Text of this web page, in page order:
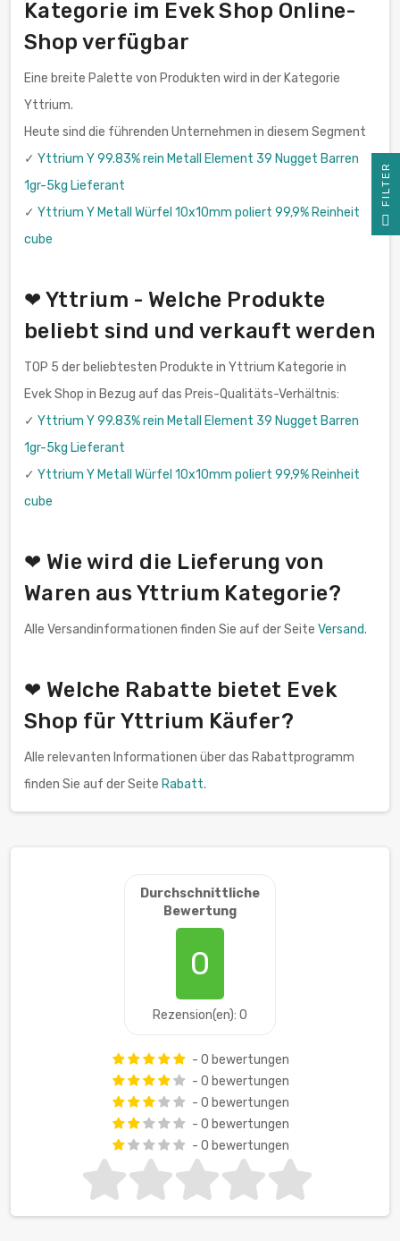
Kategorie im Evek Shop Online-
Shop verfügbar
Eine breite Palette von Produkten wird in der Kategorie
Yttrium.
Heute sind die führenden Unternehmen in diesem Segment
✓ Yttrium Y 99.83% rein Metall Element 39 Nugget Barren
1gr-5kg Lieferant
✓ Yttrium Y Metall Würfel 10x10mm poliert 99,9% Reinheit
cube
❤ Yttrium - Welche Produkte
beliebt sind und verkauft werden
TOP 5 der beliebtesten Produkte in Yttrium Kategorie in
Evek Shop in Bezug auf das Preis-Qualitäts-Verhältnis:
✓ Yttrium Y 99.83% rein Metall Element 39 Nugget Barren
1gr-5kg Lieferant
✓ Yttrium Y Metall Würfel 10x10mm poliert 99,9% Reinheit
cube
❤ Wie wird die Lieferung von
Waren aus Yttrium Kategorie?
Alle Versandinformationen finden Sie auf der Seite Versand.
❤ Welche Rabatte bietet Evek
Shop für Yttrium Käufer?
Alle relevanten Informationen über das Rabattprogramm
finden Sie auf der Seite Rabatt.
Durchschnittliche
Bewertung
0
Rezension(en): 0
- 0 bewertungen
- 0 bewertungen
- 0 bewertungen
- 0 bewertungen
- 0 bewertungen
R